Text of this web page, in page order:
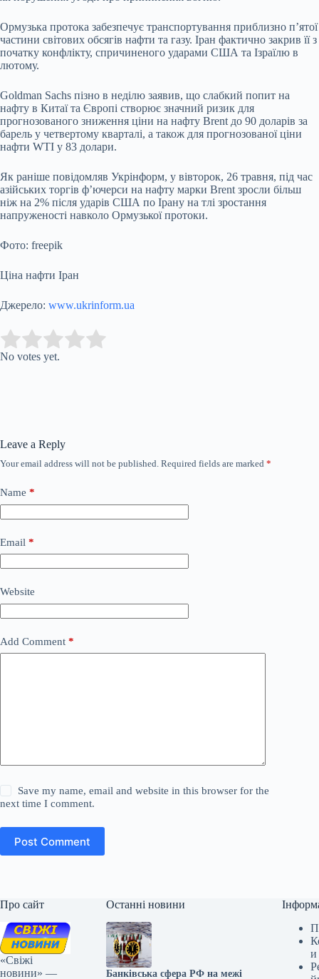
Ормузька протока забезпечує транспортування приблизно п’ятої
частини світових обсягів нафти та газу. Іран фактично закрив її з
початку конфлікту, спричиненого ударами США та Ізраїлю в
лютому.
Goldman Sachs пізно в неділю заявив, що слабкий попит на
нафту в Китаї та Європі створює значний ризик для
прогнозованого зниження ціни на нафту Brent до 90 доларів за
барель у четвертому кварталі, а також для прогнозованої ціни
нафти WTI у 83 долари.
Як раніше повідомляв Укрінформ, у вівторок, 26 травня, під час
азійських торгів ф’ючерси на нафту марки Brent зросли більш
ніж на 2% після ударів США по Ірану на тлі зростання
напруженості навколо Ормузької протоки.
Фото: freepik
Ціна нафти Іран
Джерело: www.ukrinform.ua
Rate this item:
No votes yet.
Leave a Reply
Your email address will not be published. Required fields are marked *
Name *
Email *
Website
Add Comment *
Save my name, email and website in this browser for the
next time I comment.
Post Comment
Про сайт
«Свіжі
новини» —
Останні новини
Банківська сфера РФ на межі
и